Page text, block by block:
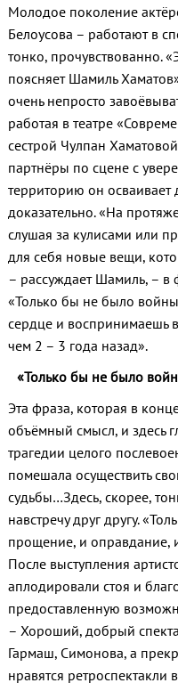
Молодое поколение
Белоусова – работают в
тонко, прочувствованно.
поясняет Шамиль
очень непросто
работая в театре
сестрой Чулпан
партнёры по сцене с
территорию он осваивает
доказательно. «На
слушая за кулисами или
для себя новые вещи,
– рассуждает Шамиль, – в
«Только бы не было
сердце и воспринимаешь
чем 2 – 3 года назад».
«Только бы не было
Эта фраза, которая в
объёмный смысл, и здесь
трагедии целого
помешала осуществить
судьбы…Здесь, скорее,
навстречу друг другу.
прощение, и оправдание,
После выступления
аплодировали стоя и
предоставленную
– Хороший, добрый
Гармаш, Симонова, а
нравятся ретроспектакли